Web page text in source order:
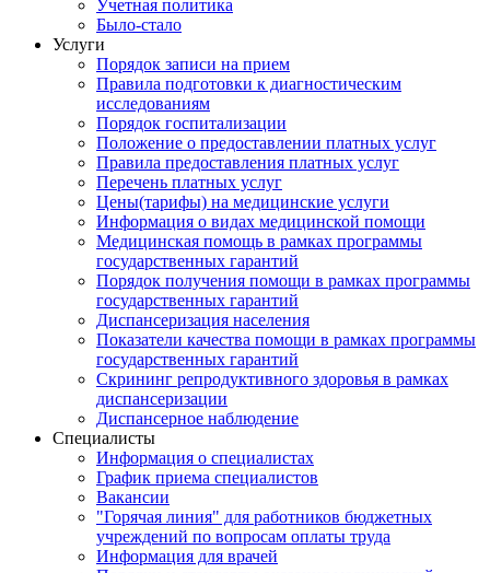
Учетная политика
Было-стало
Услуги
Порядок записи на прием
Правила подготовки к диагностическим
исследованиям
Порядок госпитализации
Положение о предоставлении платных услуг
Правила предоставления платных услуг
Перечень платных услуг
Цены(тарифы) на медицинские услуги
Информация о видах медицинской помощи
Медицинская помощь в рамках программы
государственных гарантий
Порядок получения помощи в рамках программы
государственных гарантий
Диспансеризация населения
Показатели качества помощи в рамках программы
государственных гарантий
Скрининг репродуктивного здоровья в рамках
диспансеризации
Диспансерное наблюдение
Специалисты
Информация о специалистах
График приема специалистов
Вакансии
"Горячая линия" для работников бюджетных
учреждений по вопросам оплаты труда
Информация для врачей